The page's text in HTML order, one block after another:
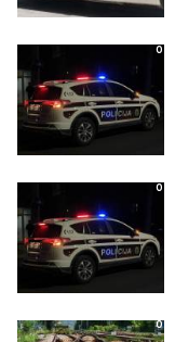
0
0
0